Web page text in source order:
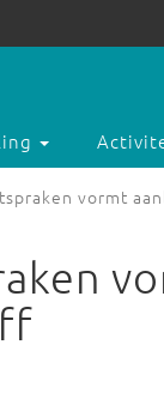
vormt